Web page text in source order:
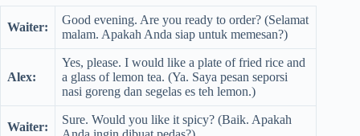
Waiter:
Good evening. Are you ready to order? (Selamat
malam. Apakah Anda siap untuk memesan?)
Alex:
Yes, please. I would like a plate of fried rice and
a glass of lemon tea. (Ya. Saya pesan seporsi
nasi goreng dan segelas es teh lemon.)
Waiter:
Sure. Would you like it spicy? (Baik. Apakah